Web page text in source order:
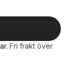
. Fri frakt över